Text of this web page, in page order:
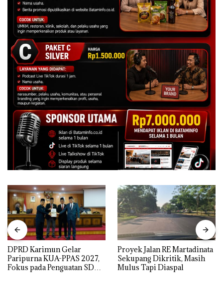
DPRD Karimun Gelar
Paripurna KUA-PPAS 2027,
Fokus pada Penguatan SDM,
Proyek Jalan RE Martadinata
Sekupang Dikritik, Masih
Mulus Tapi Diaspal